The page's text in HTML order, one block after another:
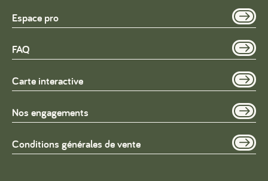
Espace pro
FAQ
Carte interactive
Nos engagements
Conditions générales de vente